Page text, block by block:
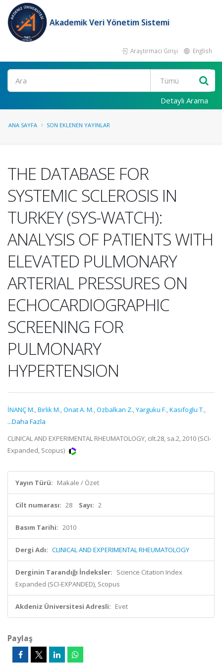
Akademik Veri Yönetim Sistemi
Araştırmacı Girişi English
Ara
Detaylı Arama
ANA SAYFA SON EKLENEN YAYINLAR
THE DATABASE FOR
SYSTEMIC SCLEROSIS IN
TURKEY (SYS-WATCH):
ANALYSIS OF PATIENTS WITH
ELEVATED PULMONARY
ARTERIAL PRESSURES ON
ECHOCARDIOGRAPHIC
SCREENING FOR
PULMONARY
HYPERTENSION
İNANÇ M.,Birlik M.,Onat A. M.,Ozbalkan Z.,Yarguku F.,Kasifoglu T.,
...Daha Fazla
CLINICAL AND EXPERIMENTAL RHEUMATOLOGY, cilt.28, sa.2, 2010 (SCI-
Expanded, Scopus)
Yayın Türü: Makale / Özet
Cilt numarası: 28 Sayı: 2
Basım Tarihi: 2010
Dergi Adı: CLINICAL AND EXPERIMENTAL RHEUMATOLOGY
Derginin Tarandığı İndeksler: Science Citation Index
Expanded (SCI-EXPANDED), Scopus
Akdeniz Üniversitesi Adresli: Evet
Paylaş